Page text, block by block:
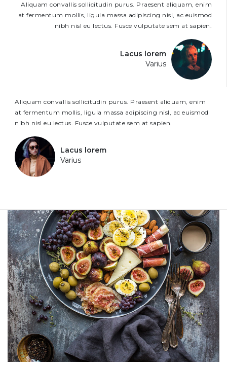
Aliquam convallis sollicitudin purus. Praesent aliquam, enim
at fermentum mollis, ligula massa adipiscing nisl, ac euismod
nibh nisl eu lectus. Fusce vulputate sem at sapien.
Lacus lorem
Varius
Aliquam convallis sollicitudin purus. Praesent aliquam, enim
at fermentum mollis, ligula massa adipiscing nisl, ac euismod
nibh nisl eu lectus. Fusce vulputate sem at sapien.
Lacus lorem
Varius